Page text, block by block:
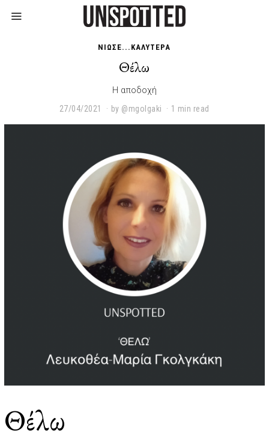
ΝΙΩΣΕ...ΚΑΛΥΤΕΡΑ
Θέλω
Η αποδοχή
27/04/2021
/
2
0
2
by @mgolgaki 1 min read
Θέλω